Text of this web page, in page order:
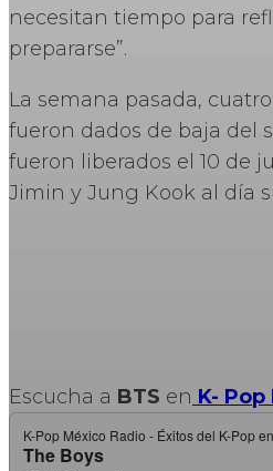
necesitan tiempo para
prepararse”.
La semana pasada,
fueron dados de baja del
fueron liberados el 10 de
Jimin y Jung Kook al día
Escucha a BTS en K- Pop